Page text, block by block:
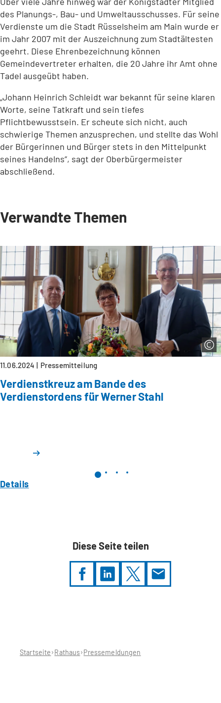
des Planungs-, Bau- und Umweltausschusses. Für seine
Verdienste um die Stadt Rüsselsheim am Main wurde er
im Jahr 2007 mit der Auszeichnung zum Stadtältesten
geehrt. Diese Ehrenbezeichnung können
Gemeindevertreter erhalten, die 20 Jahre ihr Amt ohne
Tadel ausgeübt haben.
„Johann Heinrich Schleidt war bekannt für seine klaren
Worte, seine Tatkraft und sein tiefes
Pflichtbewusstsein. Er scheute sich nicht, auch
schwierige Themen anzusprechen, und stellte das Wohl
der Bürgerinnen und Bürger stets in den Mittelpunkt
seines Handelns“, sagt der Oberbürgermeister
abschließend.
Verwandte Themen
11.06.2024 Pressemitteilung
Verdienstkreuz am Bande des
Verdienstordens für Werner Stahl
Details
Diese Seite teilen
Startseite Rathaus Pressemeldungen